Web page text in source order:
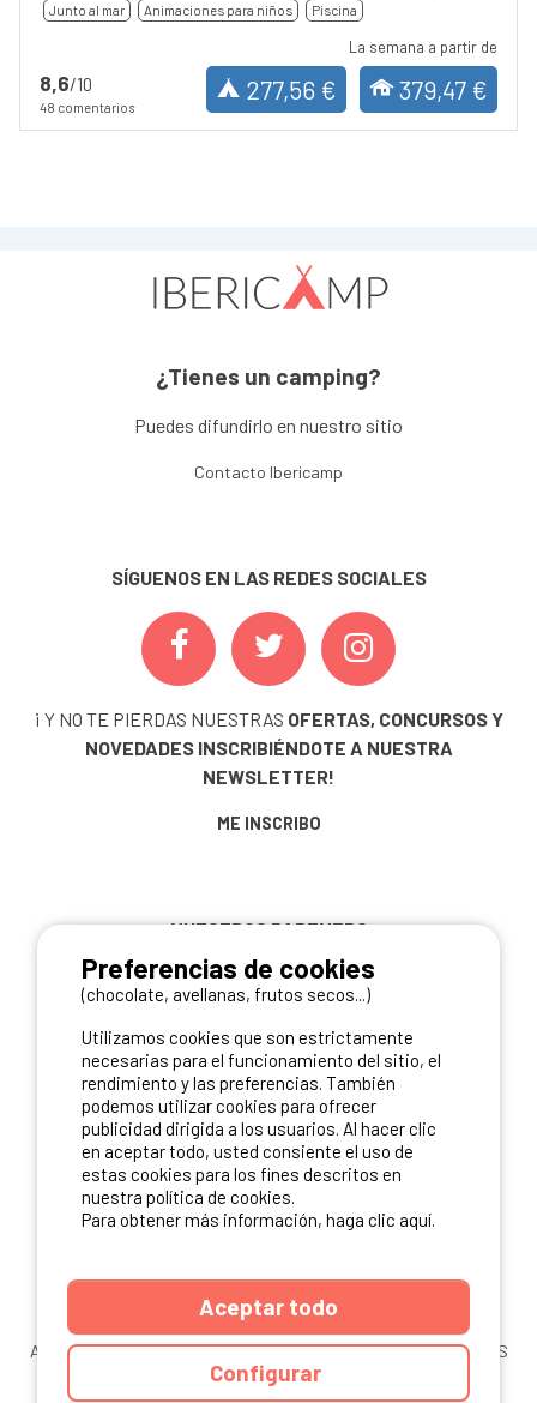
Junto al mar Animaciones para niños Piscina
8,6/10
48 comentarios
La semana a partir de
277,56 € 379,47 €
¿Tienes un camping?
Puedes difundirlo en nuestro sitio
Contacto Ibericamp
SÍGUENOS EN LAS REDES SOCIALES
¡ Y NO TE PIERDAS NUESTRAS OFERTAS, CONCURSOS Y
NOVEDADES INSCRIBIÉNDOTE A NUESTRA
NEWSLETTER!
ME INSCRIBO
NUESTROS PARTNERS
ANUARIO CGU DEL SITIO MENCIONES LEGALES
COOKIES
CARTA DE CONFIDENCIALIDAD
Preferencias de cookies
(chocolate, avellanas, frutos secos...)
Utilizamos cookies que son estrictamente
necesarias para el funcionamiento del sitio, el
rendimiento y las preferencias. También
podemos utilizar cookies para ofrecer
publicidad dirigida a los usuarios. Al hacer clic
en aceptar todo, usted consiente el uso de
estas cookies para los fines descritos en
nuestra política de cookies.
Para obtener más información, haga clic aquí.
Aceptar todo
Configurar